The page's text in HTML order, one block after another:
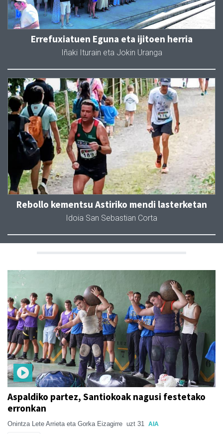
Errefuxiatuen Eguna eta ijitoen herria
Iñaki Iturain eta Jokin Uranga
Rebollo kementsu Astiriko mendi lasterketan
Idoia San Sebastian Corta
Aspaldiko partez, Santiokoak nagusi festetako
erronkan
Onintza Lete Arrieta eta Gorka Eizagirre uzt 31 AIA